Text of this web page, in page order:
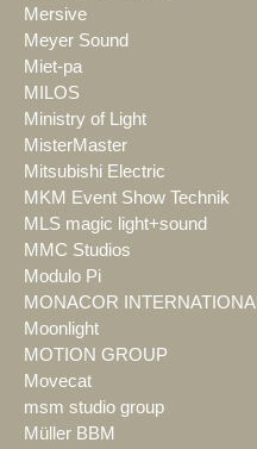
Mersive
Meyer Sound
Miet-pa
MILOS
Ministry of Light
MisterMaster
Mitsubishi Electric
MKM Event Show Technik
MLS magic light+sound
MMC Studios
Modulo Pi
MONACOR INTERNATIONAL
Moonlight
MOTION GROUP
Movecat
msm studio group
Müller BBM